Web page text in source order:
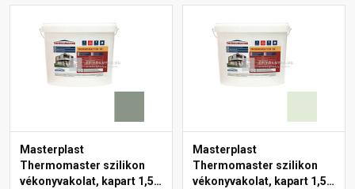
Masterplast
Thermomaster szilikon
vékonyvakolat, kapart 1,5
Masterplast
Thermomaster szilikon
vékonyvakolat, kapart 1,5